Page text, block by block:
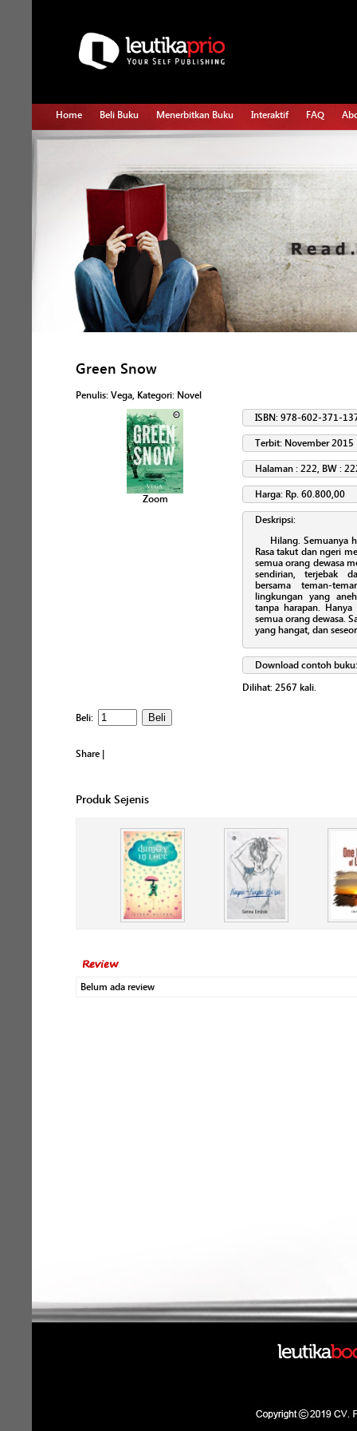
Home Beli Buku Menerbitkan Buku Interaktif FAQ
Green Snow
Penulis: Vega, Kategori: Novel
Zoom
ISBN: 978-602-371-
Terbit: November 2015
Halaman : 222, BW :
Harga: Rp. 60.800,00
Deskripsi:
Hilang. Semuanya
Rasa takut dan ngeri
semua orang dewasa
sendirian, terjebak
bersama teman-
lingkungan yang
tanpa harapan.
semua orang dewasa.
yang hangat, dan
Download contoh
Dilihat: 2567 kali.
Beli:
Share |
Produk Sejenis
Review
Belum ada review